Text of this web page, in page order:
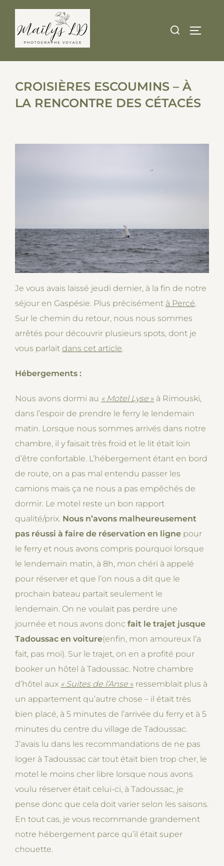
content
Search
CROISIÈRES ESCOUMINS – À
LA RENCONTRE DES CÉTACÉS
Je vous avais laissé jeudi dernier, à la fin de notre
séjour en Gaspésie. Plus précisément à Percé.
Sur le chemin du retour, nous nous sommes
arrêtés pour découvrir plusieurs spots, dont je
vous parlait dans cet article.
Hébergements :
Nous avons dormi au « Motel Lyse » à Rimouski,
dans l’espoir de prendre le ferry le lendemain
matin. Lorsque nous sommes arrivés dans notre
chambre, il y faisait très froid et le lit était loin
d’être confortable. L’hébergement étant en bord
de route, on a pas mal entendu passer les
camions mais ça ne nous a pas empêchés de
dormir. Le motel reste un bon rapport
qualité/prix. Nous n’avons malheureusement
pas réussi à faire de réservation en ligne pour
le ferry et nous avons compris pourquoi lorsque
le lendemain matin, à 8h, mon chéri à appelé
pour réserver et que l’on nous a dit que le
prochain bateau partait seulement le
lendemain. On ne voulait pas perdre une
journée et nous avons donc fait le trajet jusque
Tadoussac en voiture(enfin, mon amoureux l’a
fait, pas moi). Sur le trajet, on en a profité pour
booker un hôtel à Tadoussac. Notre chambre
d’hôtel aux « Suites de l’Anse » ressemblait plus à
un appartement qu’autre chose – il était très
bien placé, à 5 minutes de l’arrivée du ferry et à 5
minutes du centre du village de Tadoussac.
J’avais lu dans les recommandations de ne pas
loger à Tadoussac car tout était bien trop cher, le
motel le moins cher libre lorsque nous avons
voulu réserver était celui-ci, à Tadoussac, je
pense donc que cela doit varier selon les saisons.
En tout cas, je vous recommande grandement
notre hébergement parce qu’il était super
chouette.